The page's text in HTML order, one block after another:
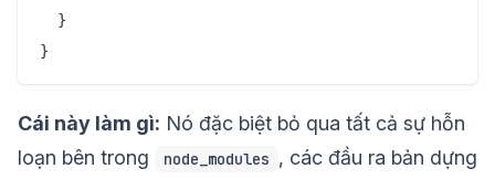
  }
Cái này làm gì: Nó đặc biệt bỏ qua tất cả sự hỗn
loạn bên trong
node_modules , các đầu ra bản dựng